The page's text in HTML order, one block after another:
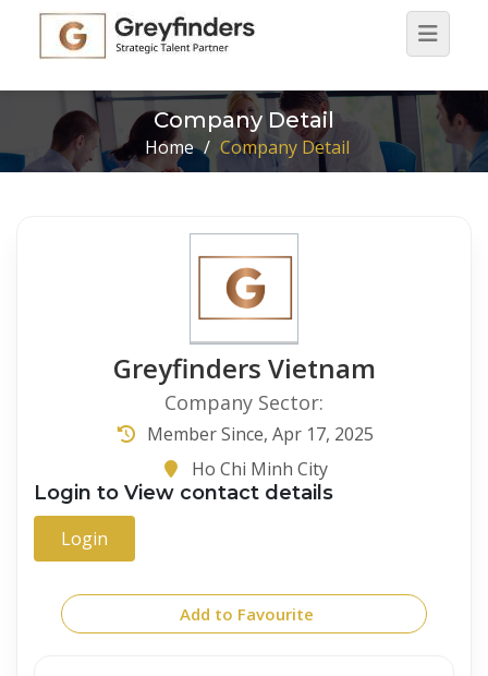
Company Detail
Home / Company Detail
Greyfinders Vietnam
Company Sector:
Member Since, Apr 17, 2025
Ho Chi Minh City
Login to View contact details
Login
Add to Favourite